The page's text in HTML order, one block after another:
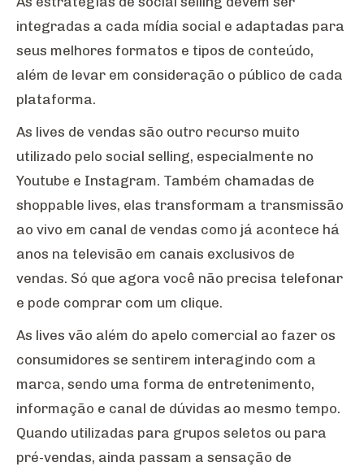
integradas a cada mídia social e adaptadas para
seus melhores formatos e tipos de conteúdo,
além de levar em consideração o público de cada
plataforma.
As lives de vendas são outro recurso muito
utilizado pelo social selling, especialmente no
Youtube e Instagram. Também chamadas de
shoppable lives, elas transformam a transmissão
ao vivo em canal de vendas como já acontece há
anos na televisão em canais exclusivos de
vendas. Só que agora você não precisa telefonar
e pode comprar com um clique.
As lives vão além do apelo comercial ao fazer os
consumidores se sentirem interagindo com a
marca, sendo uma forma de entretenimento,
informação e canal de dúvidas ao mesmo tempo.
Quando utilizadas para grupos seletos ou para
pré-vendas, ainda passam a sensação de